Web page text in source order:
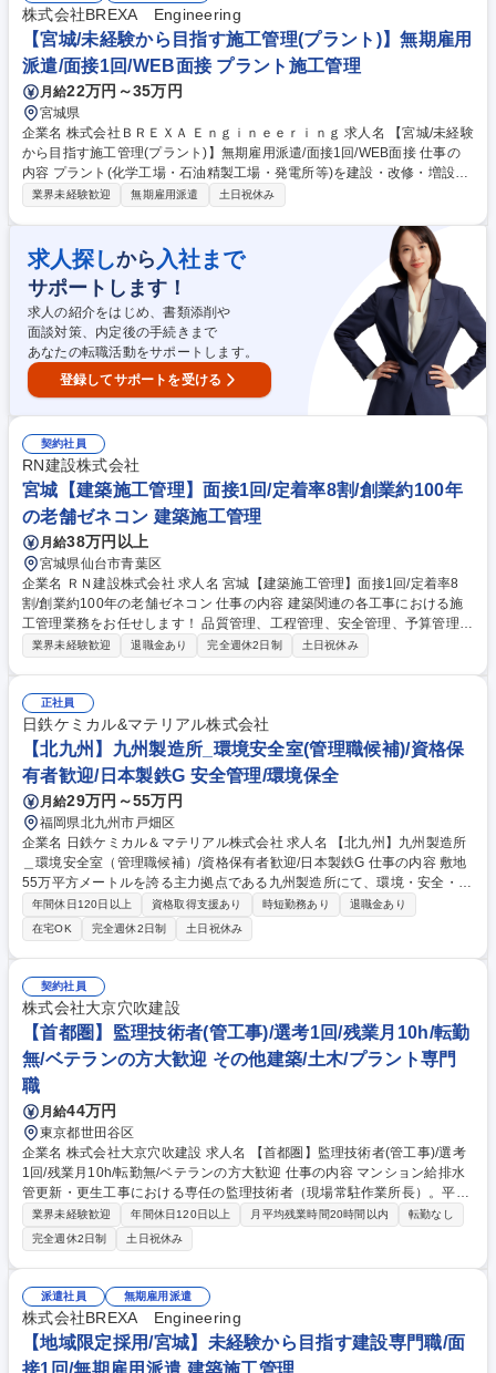
術者(建築)/選考1回/残業月10h/転勤無/ベテランの方大歓迎！
株式会社BREXA Engineering
【宮城/未経験から目指す施工管理(プラント)】無期雇用
派遣/面接1回/WEB面接 プラント施工管理
月給22万円～35万円
宮城県
企業名 株式会社ＢＲＥＸＡ Ｅｎｇｉｎｅｅｒｉｎｇ 求人名 【宮城/未経験
から目指す施工管理(プラント)】無期雇用派遣/面接1回/WEB面接 仕事の
内容 プラント(化学工場・石油精製工場・発電所等)を建設・改修・増設す
るときに、実際に現場で作業を進める「職人さん」たちをまとめ工事を管
ン・商業施設等)・設備(電気・空調等)など多岐にわたる分野でのご活躍可
能性が御座います。 【～人気の理由ベスト3～学歴や職歴関係なく市場価
値の上がる仕事！】 1：高難易度国家資格を充実のサポートで習得可能！
2：市場価値が高い＝収入も高い（自立したい方におすすめ） 3：社会の
役に立つ仕事（あなたの仕事がみんなの生活を支えます！） 募集職種
【宮城/未経験から目指す施工管理(プラント)】無期雇用派遣/面接1回/WE
B面接
業界未経験歓迎 無期雇用派遣 土日祝休み
求人探しから 入社まで
サポートします！
求人の紹介をはじめ、書類添削や
面談対策、内定後の手続きまで
あなたの転職活動をサポートします。
登録してサポートを受ける
契約社員
RN建設株式会社
宮城【建築施工管理】面接1回/定着率8割/創業約100年
の老舗ゼネコン 建築施工管理
月給38万円以上
宮城県仙台市青葉区
企業名 ＲＮ建設株式会社 求人名 宮城【建築施工管理】面接1回/定着率8
割/創業約100年の老舗ゼネコン 仕事の内容 建築関連の各工事における施
工管理業務をお任せします！ 品質管理、工程管理、安全管理、予算管理、
協力会社や協力技術者との折衝等を一貫してご担当いただきます。※変更
手掛けていく必要があります。経験を持つ方を迎え、確固たる新たな体制
をつくる為の募集です。 【中途入社者の声】現場はコミュニケーション活
発な環境/待遇が良い/様々な案件に携わることが出来る 【施工実績】http
s://www.rncc.co.jp/portfolio/ 募集職種 宮城【建築施工管理】面接1回/定着
率8割/創業約100年の老舗ゼネコン
業界未経験歓迎 退職金あり 完全週休2日制 土日祝休み
正社員
日鉄ケミカル&マテリアル株式会社
【北九州】九州製造所_環境安全室(管理職候補)/資格保
有者歓迎/日本製鉄G 安全管理/環境保全
月給29万円～55万円
福岡県北九州市戸畑区
企業名 日鉄ケミカル＆マテリアル株式会社 求人名 【北九州】九州製造所
＿環境安全室（管理職候補）/資格保有者歓迎/日本製鉄G 仕事の内容 敷地
55万平方メートルを誇る主力拠点である九州製造所にて、環境・安全・防
災管理業務を担当。実務者として官公庁対応や社内調整、安全確保の仕組
み作りを主導し、将来的には管理職も目指せるポジションです 【詳細】
(1)安全・環境・防災に関する官公庁、行政機関への対応・折衝 (2)社内の
各工場・各部門との連携、安全確保に向けた施策の立案と実行 (3)製造現
場の安全管理支援など ご経験に合わせて、周囲がサポートしながら業務を
キャッチアップ可能です。 【身につくスキル】 ■安全/環境/防災に係る法
的知識、及び、コミュニケーションスキル/折衝のスキル ■環境、安全、防
災に関する間系法令知識 募集職種 【北九州】九州製造所＿環境安全室
（管理職候補）/資格保有者歓迎/日本製鉄G
年間休日120日以上 資格取得支援あり 時短勤務あり
退職金あり
在宅OK
完全週休2日制 土日祝休み
契約社員
株式会社大京穴吹建設
【首都圏】監理技術者(管工事)/選考1回/残業月10h/転勤
無/ベテランの方大歓迎 その他建築/土木/プラント専門
職
月給44万円
東京都世田谷区
企業名 株式会社大京穴吹建設 求人名 【首都圏】監理技術者(管工事)/選考
1回/残業月10h/転勤無/ベテランの方大歓迎 仕事の内容 マンション給排水
管更新・更生工事における専任の監理技術者（現場常駐作業所長）。平日
昼間の作業が中心です。エンドユーザーとコミュニケーションでき、直接
感謝されるやりがいが味わえます。 【詳細】給排水管改修工事における施
工計画作成、管理組合・協力会社との調整、安全・工程・品質・顧客管
理、アフターサービス ※営業にて受発注行為は済ませ引き継ぐため、業者
選定、予算管理、清算等の業務な原則なし。 ※原則、協力会社の現場代理
人も常駐 募集職種 【首都圏】監理技術者(管工事)/選考1回/残業月10h/転
勤無/ベテランの方大歓迎
業界未経験歓迎 年間休日120日以上 月平均残業時間20時間以内
転勤なし
完全週休2日制
土日祝休み
派遣社員 無期雇用派遣
株式会社BREXA Engineering
【地域限定採用/宮城】未経験から目指す建設専門職/面
接1回/無期雇用派遣 建築施工管理